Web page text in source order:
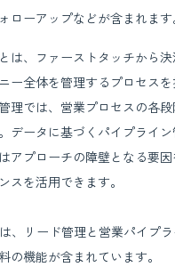
ローアップなどが含まれます
は、ファーストタッチから
ー全体を管理するプロセスを
理では、営業プロセスの各
データに基づくパイプライン
アプローチの障壁となる要
スを活用できます。
、リード管理と営業パイプ
の機能が含まれています。